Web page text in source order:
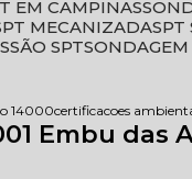
EM CAMPINAS
MECANIZADA
SPT
14000certificacoes
Embu das